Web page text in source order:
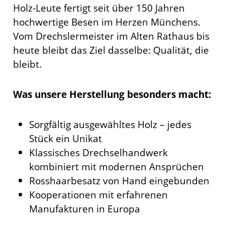
Holz-Leute fertigt seit über 150 Jahren
hochwertige Besen im Herzen Münchens.
Vom Drechslermeister im Alten Rathaus bis
heute bleibt das Ziel dasselbe: Qualität, die
bleibt.
Was unsere Herstellung besonders macht:
Sorgfältig ausgewähltes Holz – jedes
Stück ein Unikat
Klassisches Drechselhandwerk
kombiniert mit modernen Ansprüchen
Rosshaarbesatz von Hand eingebunden
Kooperationen mit erfahrenen
Manufakturen in Europa